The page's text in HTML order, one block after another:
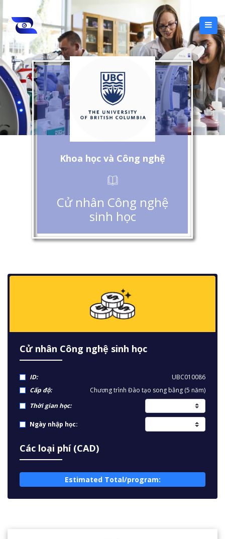
Khoa học và Công nghệ
Cử nhân Công nghệ
sinh học
Cử nhân Công nghệ sinh học
ID:
UBC010086
Cấp độ:
Chương trình Đào tạo song bằng (5 năm)
Thời gian học:
Ngày nhập học:
Các loại phí (CAD)
Estimated Total/program: